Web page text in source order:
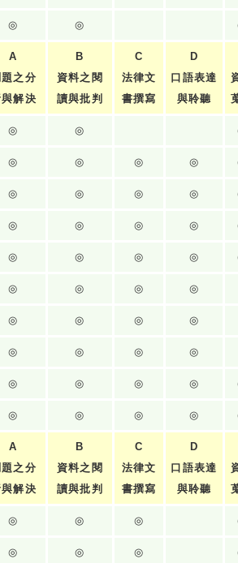
◎ ◎
A
題之分
解決
B
資料之閱
讀與批判
C
法律文
書撰寫
D
口語表達
與聆聽
◎ ◎
◎ ◎ ◎ ◎
◎ ◎ ◎ ◎
◎ ◎ ◎ ◎
◎ ◎ ◎ ◎
◎ ◎ ◎ ◎
◎ ◎ ◎ ◎
◎ ◎ ◎ ◎
◎ ◎ ◎ ◎
◎ ◎ ◎ ◎
A
題之分
解決
B
資料之閱
讀與批判
C
法律文
書撰寫
D
口語表達
與聆聽
◎ ◎ ◎
◎ ◎ ◎